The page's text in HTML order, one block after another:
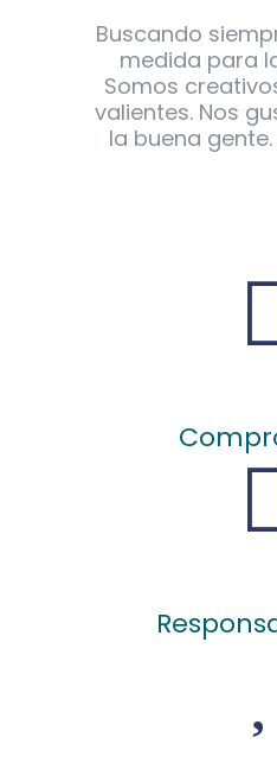
Buscando
medida para
Somos
valientes. Nos
la buena